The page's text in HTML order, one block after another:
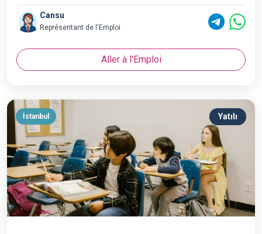
Cansu
Représentant de l'Emploi
Aller à l'Emploi
İstanbul Yatılı